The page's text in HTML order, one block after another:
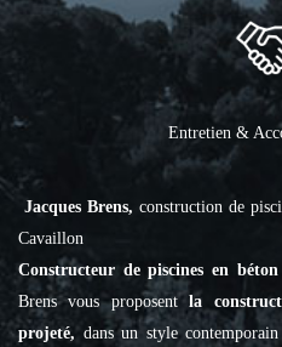
Entretien &
Jacques Brens, construction de
Cavaillon
Constructeur de piscines en
Brens vous proposentla
projeté, dans un style